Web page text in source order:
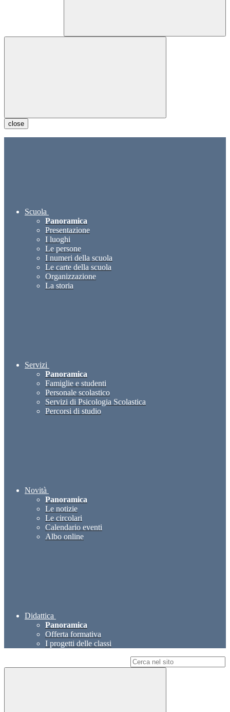
close
Scuola
Panoramica
Presentazione
I luoghi
Le persone
I numeri della scuola
Le carte della scuola
Organizzazione
La storia
Servizi
Panoramica
Famiglie e studenti
Personale scolastico
Servizi di Psicologia Scolastica
Percorsi di studio
Novità
Panoramica
Le notizie
Le circolari
Calendario eventi
Albo online
Didattica
Panoramica
Offerta formativa
I progetti delle classi